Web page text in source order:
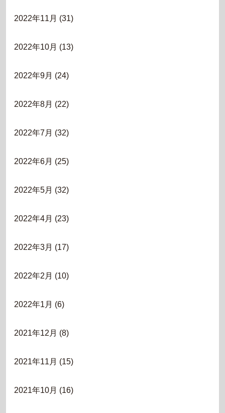
2022年11月 (31)
2022年10月 (13)
2022年9月 (24)
2022年8月 (22)
2022年7月 (32)
2022年6月 (25)
2022年5月 (32)
2022年4月 (23)
2022年3月 (17)
2022年2月 (10)
2022年1月 (6)
2021年12月 (8)
2021年11月 (15)
2021年10月 (16)